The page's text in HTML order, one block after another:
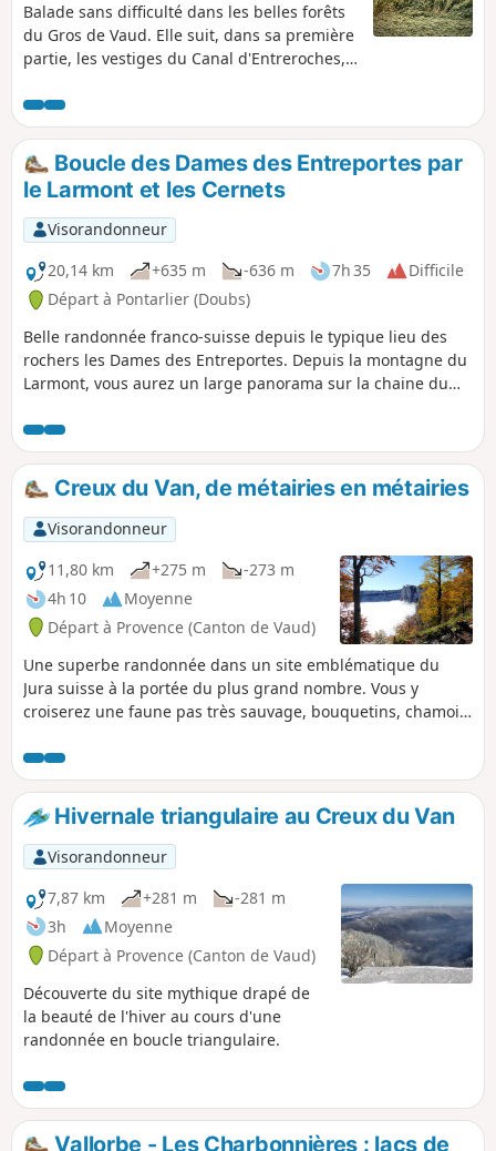
Balade sans difficulté dans les belles forêts
du Gros de Vaud. Elle suit, dans sa première
partie, les vestiges du Canal d'Entreroches,
du Rhône au 17e siècle, et se termine en
suivant le Talent.
Boucle des Dames des Entreportes par
le Larmont et les Cernets
Visorandonneur
20,14 km
+635 m -636 m 7h 35
Difficile
Départ à Pontarlier (Doubs)
Belle randonnée franco-suisse depuis le typique lieu des
rochers les Dames des Entreportes. Depuis la montagne du
Larmont, vous aurez un large panorama sur la chaine du
traversé de magnifiques alpages, et franchi la frontière,
vous passerez par des hameaux et fermes helvètes avant de
rejoindre notre pays et de cheminer alors dans le sauvage
Vallon des Etraches.
Creux du Van, de métairies en métairies
Visorandonneur
11,80 km
+275 m
-273 m
4h 10
Moyenne
Départ à Provence (Canton de Vaud)
Une superbe randonnée dans un site emblématique du
Jura suisse à la portée du plus grand nombre. Vous y
croiserez une faune pas très sauvage, bouquetins, chamois.
points de vue. Sans compter les métairies dans lesquelles
vous pourrez vous restaurer et vous rafraichir.
Hivernale triangulaire au Creux du Van
Visorandonneur
7,87 km
+281 m
-281 m
3h
Moyenne
Départ à Provence (Canton de Vaud)
Découverte du site mythique drapé de
la beauté de l'hiver au cours d'une
randonnée en boucle triangulaire.
Vallorbe - Les Charbonnières : lacs de